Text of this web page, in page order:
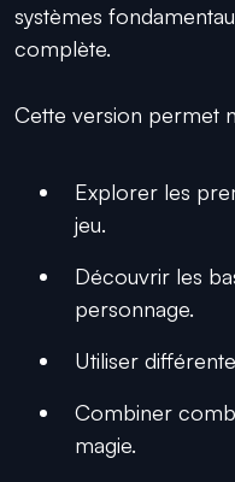
systèmes
complète.
Cette version permet
Explorer les
jeu.
Découvrir les
personnage.
Utiliser
Combiner
magie.